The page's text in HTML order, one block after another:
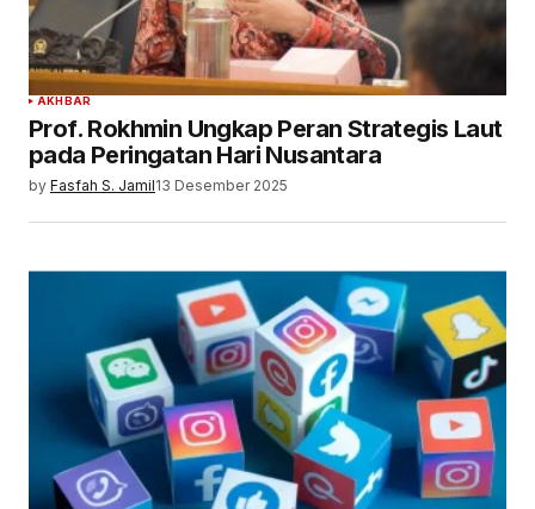
AKHBAR
Prof. Rokhmin Ungkap Peran Strategis Laut
pada Peringatan Hari Nusantara
by Fasfah S. Jamil13 Desember 2025